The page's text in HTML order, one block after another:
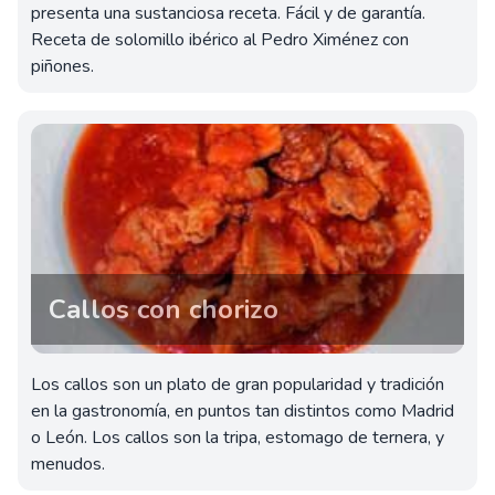
presenta una sustanciosa receta. Fácil y de garantía.
Receta de solomillo ibérico al Pedro Ximénez con
piñones.
Callos con chorizo
Los callos son un plato de gran popularidad y tradición
en la gastronomía, en puntos tan distintos como Madrid
o León. Los callos son la tripa, estomago de ternera, y
menudos.